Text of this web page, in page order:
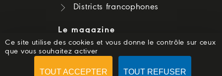
Districts francophones
Le magazine
Dernier numéro
Numéros précédents
Ce site utilise des cookies et vous donne le contrôle sur ceux
que vous souhaitez activer
TOUT ACCEPTER TOUT REFUSER